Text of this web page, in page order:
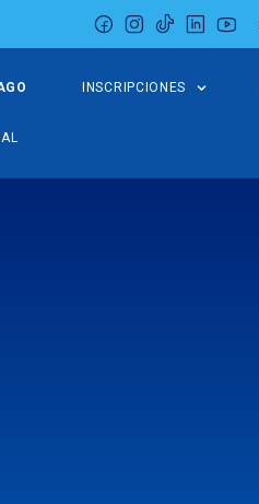
INSCRIPCIONES